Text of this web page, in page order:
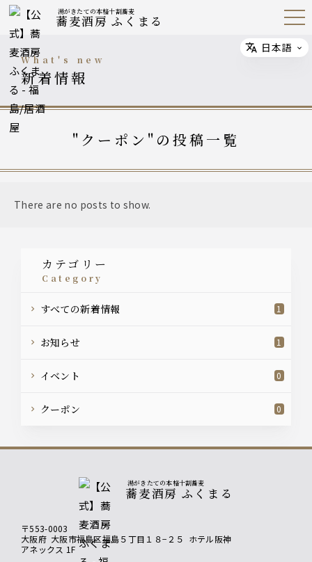
湯がきたての本格十割蕎麦
蕎麦酒房 ふくまる Open
Navig
what's new
新着情報
"クーポン"の投稿一覧
There are no posts to show.
カテゴリー
category
すべての新着情報 1
お知らせ 1
イベント 0
クーポン 0
Select
日本語
湯がきたての本格十割蕎麦
蕎麦酒房 ふくまる
〒553-0003
大阪府 大阪市福島区福島５丁目１８−２５ ホテル阪神
アネックス 1F